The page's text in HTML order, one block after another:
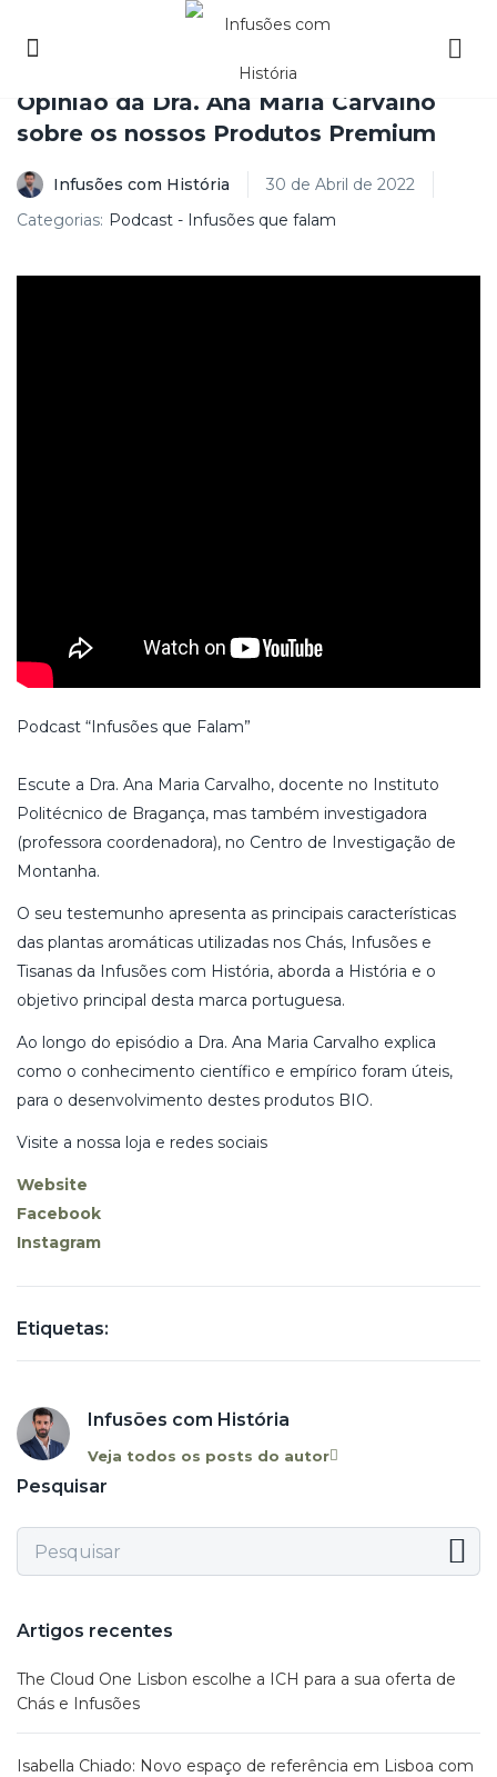
Opinião da Dra. Ana Maria Carvalho
sobre os nossos Produtos Premium
Infusões com História
30 de Abril de 2022
Categorias: Podcast - Infusões que falam
Podcast “Infusões que Falam”
Escute a Dra. Ana Maria Carvalho, docente no Instituto
Politécnico de Bragança, mas também investigadora
(professora coordenadora), no Centro de Investigação de
Montanha.
O seu testemunho apresenta as principais características
das plantas aromáticas utilizadas nos Chás, Infusões e
Tisanas da Infusões com História, aborda a História e o
objetivo principal desta marca portuguesa.
Ao longo do episódio a Dra. Ana Maria Carvalho explica
como o conhecimento científico e empírico foram úteis,
para o desenvolvimento destes produtos BIO.
Visite a nossa loja e redes sociais
Website
Facebook
Instagram
Etiquetas:
Infusões com História
Veja todos os posts do autor
Pesquisar
Artigos recentes
The Cloud One Lisbon escolhe a ICH para a sua oferta de
Chás e Infusões
Isabella Chiado: Novo espaço de referência em Lisboa com